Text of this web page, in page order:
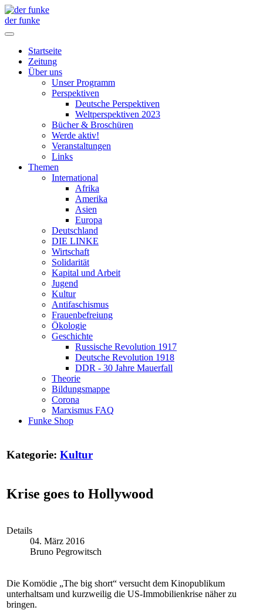
der funke
Startseite
Zeitung
Über uns
Unser Programm
Perspektiven
Deutsche Perspektiven
Weltperspektiven 2023
Bücher & Broschüren
Werde aktiv!
Veranstaltungen
Links
Themen
International
Afrika
Amerika
Asien
Europa
Deutschland
DIE LINKE
Wirtschaft
Solidarität
Kapital und Arbeit
Jugend
Kultur
Antifaschismus
Frauenbefreiung
Ökologie
Geschichte
Russische Revolution 1917
Deutsche Revolution 1918
DDR - 30 Jahre Mauerfall
Theorie
Bildungsmappe
Corona
Marxismus FAQ
Funke Shop
Kategorie: Kultur
Krise goes to Hollywood
Details
04. März 2016
Bruno Pegrowitsch
Die Komödie „The big short“ versucht dem Kinopublikum
unterhaltsam und kurzweilig die US-Immobilienkrise näher zu
bringen.